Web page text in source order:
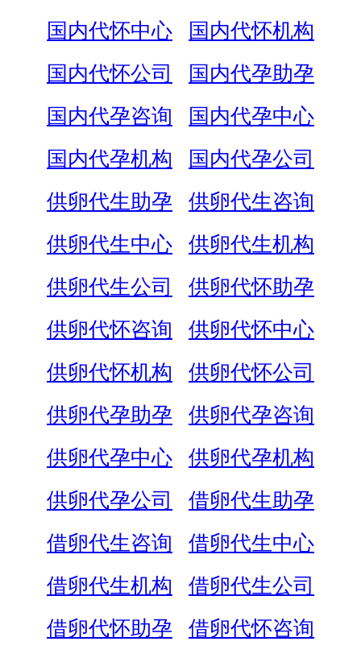
国内代怀中心
国内代怀机构
国内代怀公司
国内代孕助孕
国内代孕咨询
国内代孕中心
国内代孕机构
国内代孕公司
供卵代生助孕
供卵代生咨询
供卵代生中心
供卵代生机构
供卵代生公司
供卵代怀助孕
供卵代怀咨询
供卵代怀中心
供卵代怀机构
供卵代怀公司
供卵代孕助孕
供卵代孕咨询
供卵代孕中心
供卵代孕机构
供卵代孕公司
借卵代生助孕
借卵代生咨询
借卵代生中心
借卵代生机构
借卵代生公司
借卵代怀助孕
借卵代怀咨询